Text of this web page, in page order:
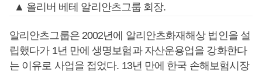
▲ 올리버 베테 알리안츠그룹 회장.
알리안츠그룹은 2002년에 알리안츠화재해상 법인을 설
립했다가 1년 만에 생명보험과 자산운용업을 강화한다
는 이유로 사업을 접었다. 13년 만에 한국 손해보험시장